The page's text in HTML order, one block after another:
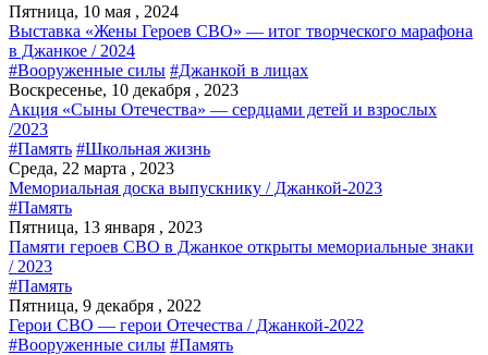
Пятница, 10 мая , 2024
Выставка «Жены Героев СВО» — итог творческого марафона
в Джанкое / 2024
#Вооруженные силы #Джанкой в лицах
Воскресенье, 10 декабря , 2023
Акция «Сыны Отечества» — сердцами детей и взрослых
/2023
#Память #Школьная жизнь
Среда, 22 марта , 2023
Мемориальная доска выпускнику / Джанкой-2023
#Память
Пятница, 13 января , 2023
Памяти героев СВО в Джанкое открыты мемориальные знаки
/ 2023
#Память
Пятница, 9 декабря , 2022
Герои СВО — герои Отечества / Джанкой-2022
#Вооруженные силы #Память